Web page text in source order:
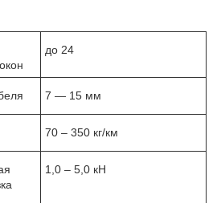
до 24
7 — 15 мм
70 – 350 кг/км
1,0 – 5,0 кН